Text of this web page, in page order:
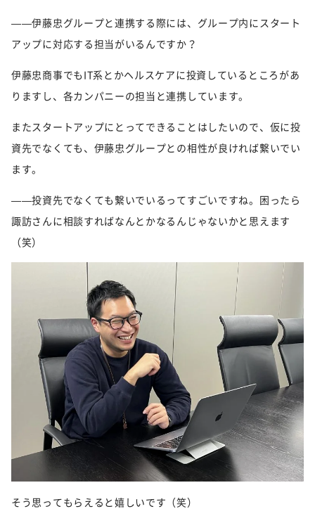
——伊藤忠グループと連携する際には、グループ内にスタート
アップに対応する担当がいるんですか？
伊藤忠商事でもIT系とかヘルスケアに投資しているところがあ
りますし、各カンパニーの担当と連携しています。
またスタートアップにとってできることはしたいので、仮に投
資先でなくても、伊藤忠グループとの相性が良ければ繋いでい
ます。
——投資先でなくても繋いでいるってすごいですね。困ったら
諏訪さんに相談すればなんとかなるんじゃないかと思えます
（笑）
そう思ってもらえると嬉しいです（笑）